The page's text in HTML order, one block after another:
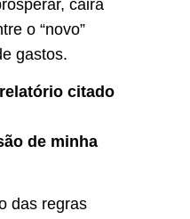
cairá
o “novo”
gastos.
citado
de minha
das regras